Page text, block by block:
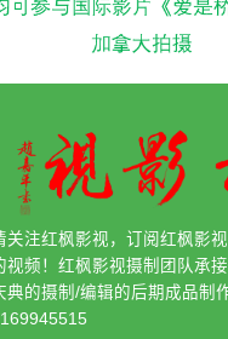
关注红枫影视，订阅红枫影
视频！红枫影视摄制团队承
典的摄制/编辑的后期成品制